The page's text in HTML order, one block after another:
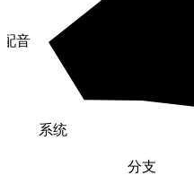
分支
系统
配音